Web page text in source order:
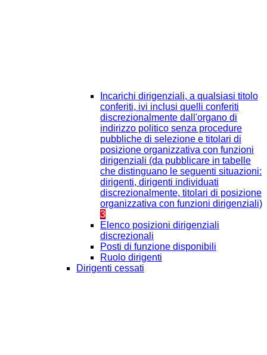
Incarichi dirigenziali, a qualsiasi titolo
conferiti, ivi inclusi quelli conferiti
discrezionalmente dall'organo di
indirizzo politico senza procedure
pubbliche di selezione e titolari di
posizione organizzativa con funzioni
dirigenziali (da pubblicare in tabelle
che distinguano le seguenti situazioni:
dirigenti, dirigenti individuati
discrezionalmente, titolari di posizione
organizzativa con funzioni dirigenziali)
3
Elenco posizioni dirigenziali
discrezionali
Posti di funzione disponibili
Ruolo dirigenti
Dirigenti cessati